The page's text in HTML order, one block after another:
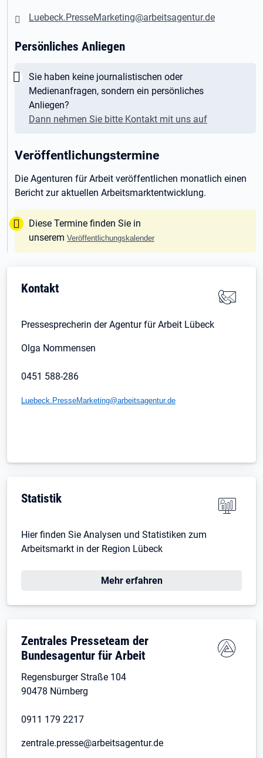
Luebeck.PresseMarketing@arbeitsagentur.de
Persönliches Anliegen
Wichtig:
Sie haben keine journalistischen oder
Medienanfragen, sondern ein persönliches
Anliegen?
Dann nehmen Sie bitte Kontakt mit uns auf
Veröffentlichungstermine
Die Agenturen für Arbeit veröffentlichen monatlich einen
Bericht zur aktuellen Arbeitsmarktentwicklung.
Tipp:
Diese Termine finden Sie in
unserem Veröffentlichungskalender
Kontakt
Pressesprecherin der Agentur für Arbeit Lübeck
Olga Nommensen
0451 588-286
Luebeck.PresseMarketing@arbeitsagentur.de
Statistik
Hier finden Sie Analysen und Statistiken zum
Arbeitsmarkt in der Region Lübeck
Mehr erfahren
Zentrales Presseteam der
Bundesagentur für Arbeit
Regensburger Straße 104
90478 Nürnberg
0911 179 2217
zentrale.presse@arbeitsagentur.de